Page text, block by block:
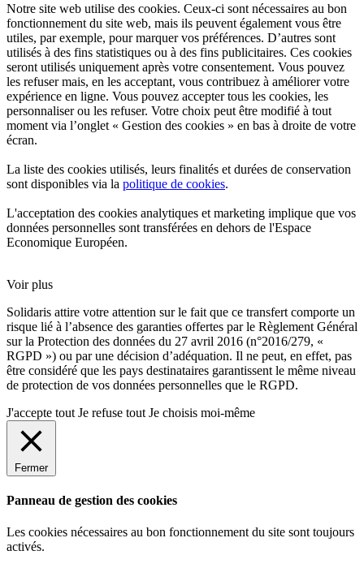
Notre site web utilise des cookies. Ceux-ci sont nécessaires au bon
fonctionnement du site web, mais ils peuvent également vous être
utiles, par exemple, pour marquer vos préférences. D’autres sont
utilisés à des fins statistiques ou à des fins publicitaires. Ces cookies
seront utilisés uniquement après votre consentement. Vous pouvez
les refuser mais, en les acceptant, vous contribuez à améliorer votre
expérience en ligne. Vous pouvez accepter tous les cookies, les
personnaliser ou les refuser. Votre choix peut être modifié à tout
moment via l’onglet « Gestion des cookies » en bas à droite de votre
écran.
La liste des cookies utilisés, leurs finalités et durées de conservation
sont disponibles via la politique de cookies.
L'acceptation des cookies analytiques et marketing implique que vos
données personnelles sont transférées en dehors de l'Espace
Economique Européen.
Voir plus
Solidaris attire votre attention sur le fait que ce transfert comporte un
risque lié à l’absence des garanties offertes par le Règlement Général
sur la Protection des données du 27 avril 2016 (n°2016/279, «
RGPD ») ou par une décision d’adéquation. Il ne peut, en effet, pas
être considéré que les pays destinataires garantissent le même niveau
de protection de vos données personnelles que le RGPD.
J'accepte tout Je refuse tout Je choisis moi-même
Fermer
Panneau de gestion des cookies
Les cookies nécessaires au bon fonctionnement du site sont toujours
activés.